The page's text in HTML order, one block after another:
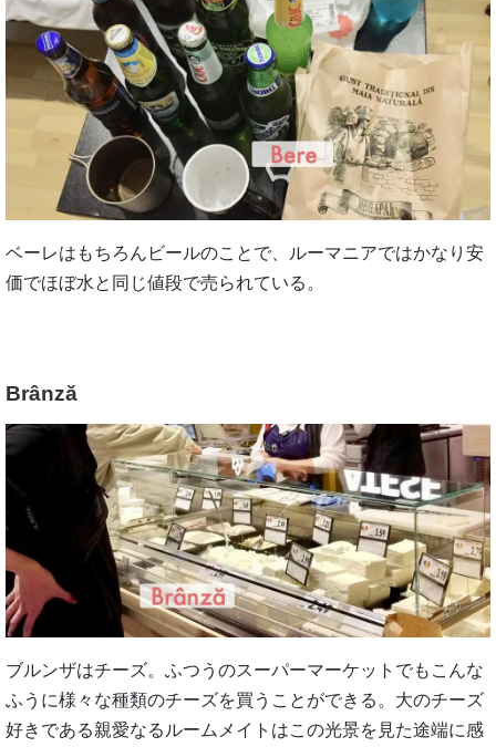
ベーレはもちろんビールのことで、ルーマニアではかなり安
価でほぼ水と同じ値段で売られている。
Brânză
ブルンザはチーズ。ふつうのスーパーマーケットでもこんな
ふうに様々な種類のチーズを買うことができる。大のチーズ
好きである親愛なるルームメイトはこの光景を見た途端に感